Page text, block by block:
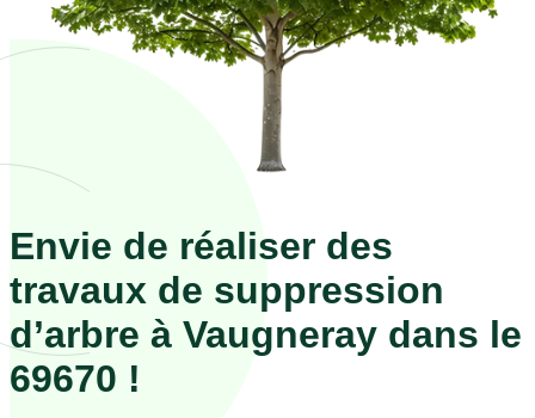
Envie de réaliser des
travaux de suppression
d’arbre à Vaugneray dans le
69670 !